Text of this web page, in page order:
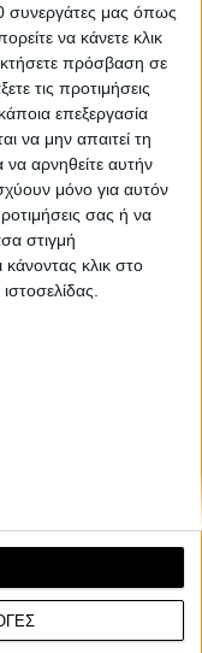
συνεργάτες μας όπως
να κάνετε κλικ
πρόσβαση σε
τις προτιμήσεις
επεξεργασία
να μην απαιτεί τη
αρνηθείτε αυτήν
μόνο για αυτόν
σας ή να
στιγμή
κλικ στο
-Κίνδυνος
σε
Ranger
πιθανού κινδύνου
Α1
μοτοσυκλέτα